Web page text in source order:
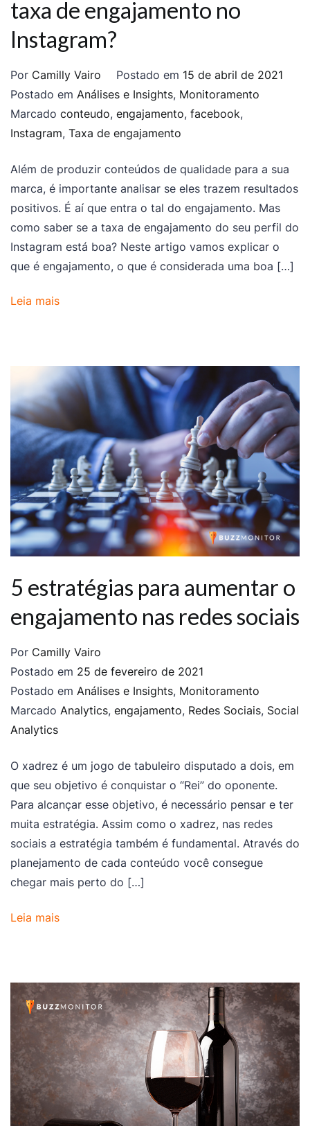
taxa de engajamento no
Instagram?
Por Camilly Vairo Postado em 15 de abril de 2021
Postado em Análises e Insights, Monitoramento
Marcado conteudo, engajamento, facebook,
Instagram, Taxa de engajamento
Além de produzir conteúdos de qualidade para a sua
marca, é importante analisar se eles trazem resultados
positivos. É aí que entra o tal do engajamento. Mas
como saber se a taxa de engajamento do seu perfil do
Instagram está boa? Neste artigo vamos explicar o
que é engajamento, o que é considerada uma boa […]
Leia mais
5 estratégias para aumentar o
engajamento nas redes sociais
Por Camilly Vairo
Postado em 25 de fevereiro de 2021
Postado em Análises e Insights, Monitoramento
Marcado Analytics, engajamento, Redes Sociais, Social
Analytics
O xadrez é um jogo de tabuleiro disputado a dois, em
que seu objetivo é conquistar o “Rei” do oponente.
Para alcançar esse objetivo, é necessário pensar e ter
muita estratégia. Assim como o xadrez, nas redes
sociais a estratégia também é fundamental. Através do
planejamento de cada conteúdo você consegue
chegar mais perto do […]
Leia mais